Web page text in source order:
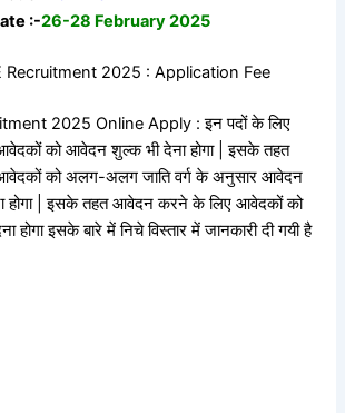
:-26-28 February 2025
Recruitment 2025 : Application Fee
2025 Online Apply : इन पदों के लिए
को आवेदन शुल्क भी देना होगा | इसके तहत
को अलग-अलग जाति वर्ग के अनुसार आवेदन
होगा | इसके तहत आवेदन करने के लिए आवेदकों को
इसके बारे में निचे विस्तार में जानकारी दी गयी है